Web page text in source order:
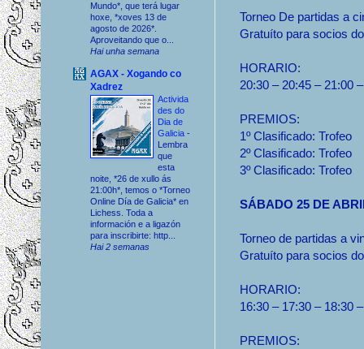
Torneo De partidas a
Gratuíto para socios
HORARIO:
20:30 – 20:45 – 21:00
PREMIOS:
1º Clasificado: Trofeo
2º Clasificado: Trofeo
3º Clasificado: Trofeo
SÁBADO 25 DE
Torneo de partidas a
Gratuíto para socios
HORARIO:
16:30 – 17:30 – 18:30
PREMIOS:
Mundo*, que terá lugar
hoxe, *xoves 13 de
agosto de 2026*.
Aproveitando que o...
Hai unha semana
AGAX - Xogando co
Xadrez
Activida
des do
Dia de
Galicia -
Lembra
que
esta
noite, *26 de xullo ás
21:00h*, temos o *Torneo
Online Día de Galicia* en
Lichess. Toda a
información e a ligazón
para inscribirte: http...
Hai 2 semanas